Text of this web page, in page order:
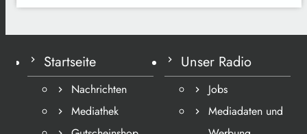
Startseite
Nachrichten
Mediathek
Unser Radio
Jobs
Mediadaten und